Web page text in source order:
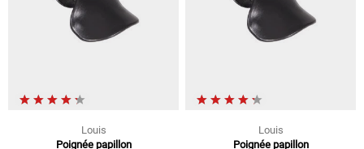
Louis
Poignée papillon
Louis
Poignée papillon